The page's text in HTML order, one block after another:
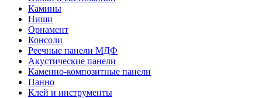
Камины
Ниши
Орнамент
Консоли
Реечные панели МДФ
Акустические панели
Каменно-композитные панели
Панно
Клей и инструменты